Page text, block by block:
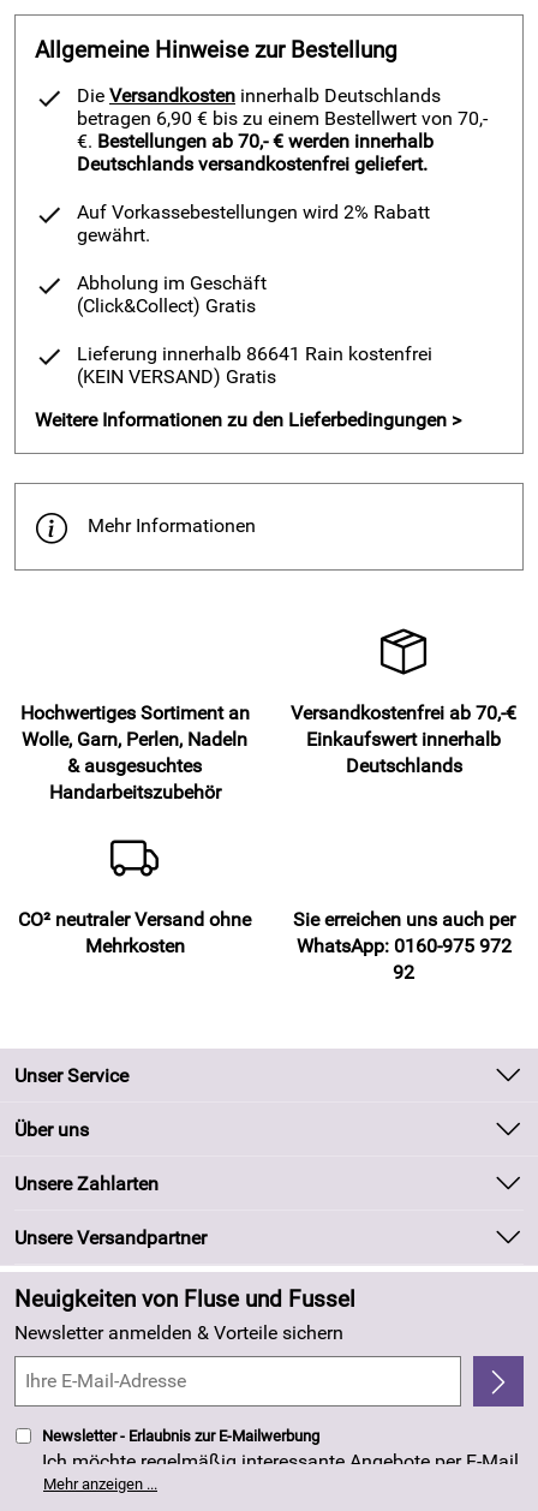
Allgemeine Hinweise zur Bestellung
Die Versandkosten innerhalb Deutschlands
betragen 6,90 € bis zu einem Bestellwert von 70,-
€. Bestellungen ab 70,- € werden innerhalb
Deutschlands versandkostenfrei geliefert.
Auf Vorkassebestellungen wird 2% Rabatt
gewährt.
Abholung im Geschäft
(Click&Collect) Gratis
Lieferung innerhalb 86641 Rain kostenfrei
(KEIN VERSAND) Gratis
Weitere Informationen zu den Lieferbedingungen >
Mehr Informationen
Hochwertiges Sortiment an
Wolle, Garn, Perlen, Nadeln
& ausgesuchtes
Handarbeitszubehör
Versandkostenfrei ab 70,-€
Einkaufswert innerhalb
Deutschlands
CO² neutraler Versand ohne
Mehrkosten
Sie erreichen uns auch per
WhatsApp: 0160-975 972
92
Unser Service
Kontakt
Kundeninformationen
Newsletter
Zahlung und Versand
Kundenlogin
Über uns
Unsere Bestseller
Neu
Angebote
Made in Germany
4,8/5
Unsere Zahlarten
Unsere Versandpartner
Neuigkeiten von Fluse und Fussel
Newsletter anmelden & Vorteile sichern
Newsletter - Erlaubnis zur E-Mailwerbung
Ich möchte regelmäßig interessante Angebote per E-Mail
erhalten. Meine E-Mail-Adresse wird nicht an andere
Unternehmen weitergegeben. Die Einwilligung zur
Mehr anzeigen ...